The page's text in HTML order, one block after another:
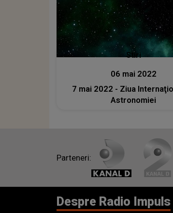
Stiri
06 mai 2022
7 mai 2022 - Ziua
Astronomiei
Parteneri:
Despre Radio Impuls